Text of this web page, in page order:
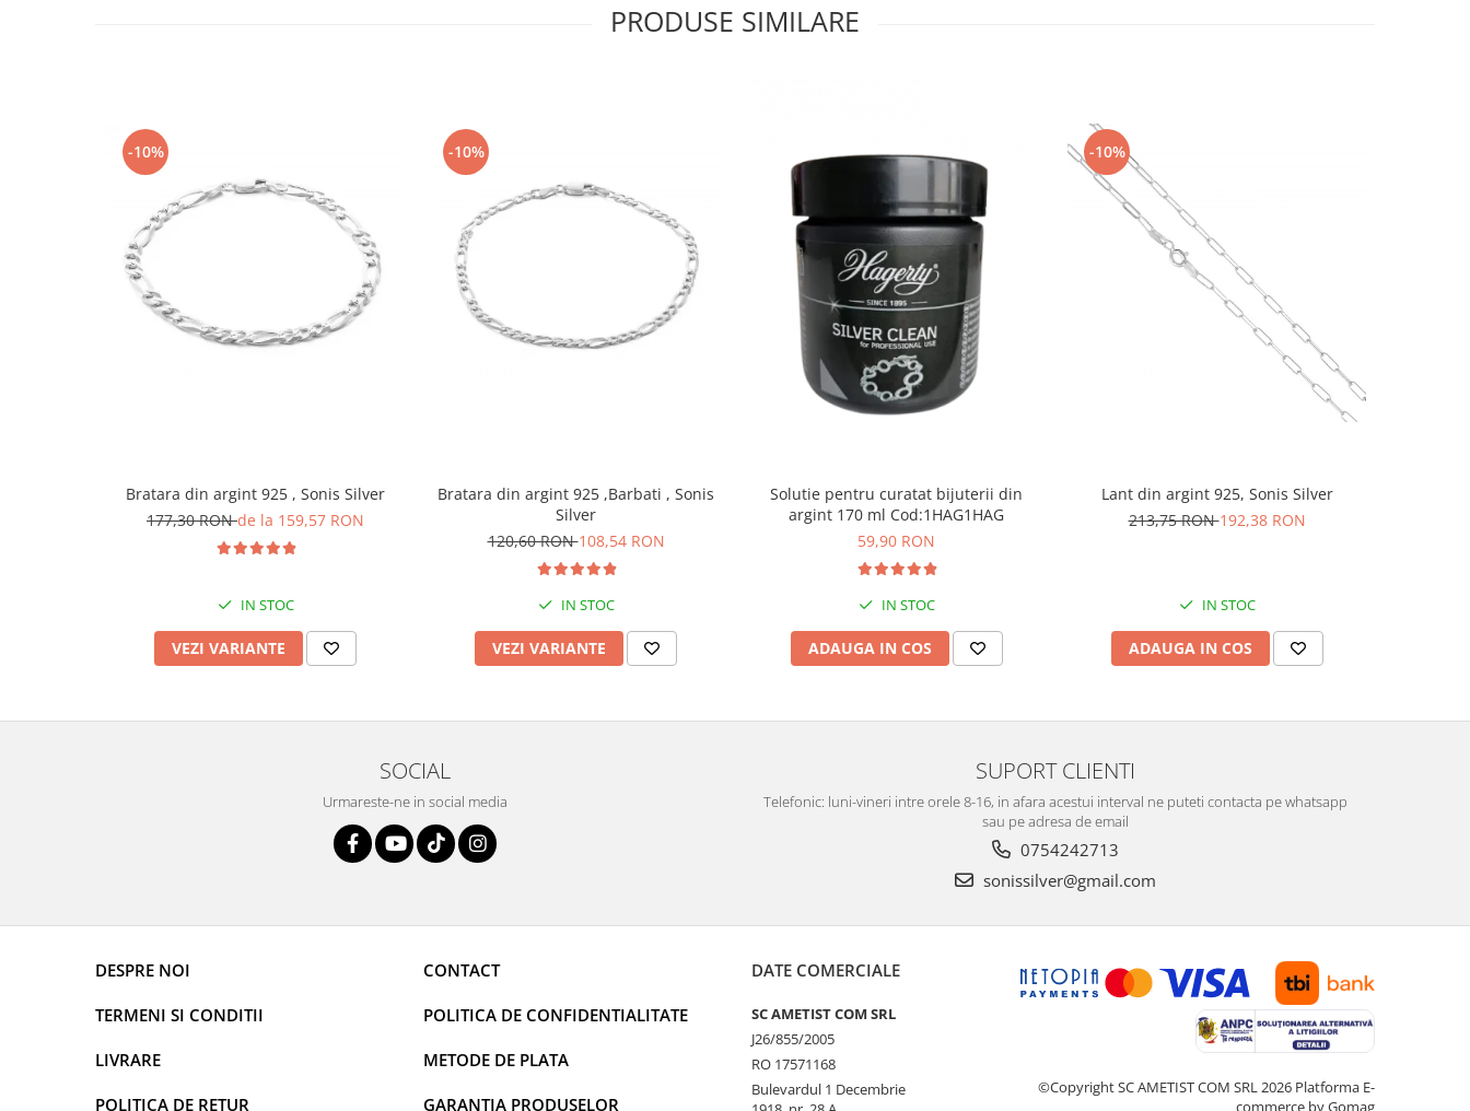
PRODUSE SIMILARE
-10%
Bratara din argint 925 , Sonis Silver
177,30 RONde la 159,57 RON
IN STOC
VEZI VARIANTE
-10%
Bratara din argint 925 ,Barbati , Sonis
Silver
120,60 RON108,54 RON
IN STOC
VEZI VARIANTE
Solutie pentru curatat bijuterii din
argint 170 ml Cod:1HAG1HAG
59,90 RON
IN STOC
ADAUGA IN COS
-10%
Lant din argint 925, Sonis Silver
213,75 RON192,38 RON
IN STOC
ADAUGA IN COS
SOCIAL
Urmareste-ne in social media
SUPORT CLIENTI
Telefonic: luni-vineri intre orele 8-16, in afara acestui interval ne puteti contacta pe whatsapp
sau pe adresa de email
0754242713
sonissilver@gmail.com
DESPRE NOI
TERMENI SI CONDITII
LIVRARE
POLITICA DE RETUR
CONTACT
POLITICA DE CONFIDENTIALITATE
METODE DE PLATA
GARANTIA PRODUSELOR
DATE COMERCIALE
SC AMETIST COM SRL
J26/855/2005
RO 17571168
Bulevardul 1 Decembrie
©Copyright SC AMETIST COM SRL 2026 Platforma E-
commerce by Gomag